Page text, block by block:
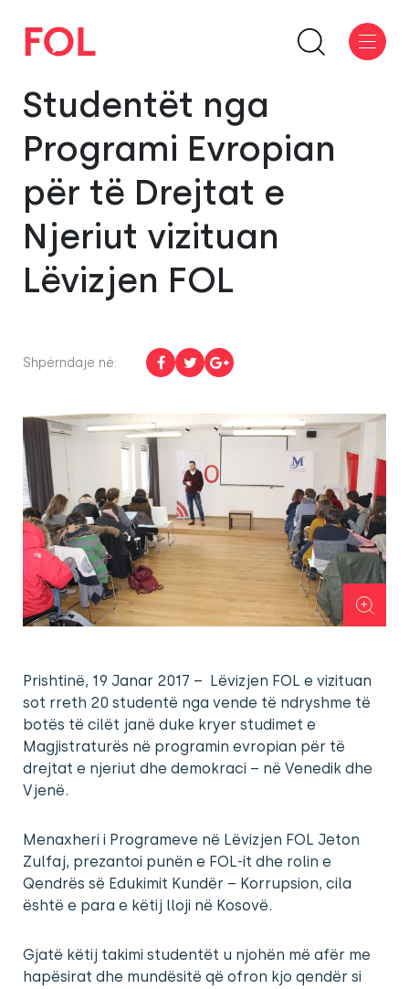
Studentët nga
Programi Evropian
për të Drejtat e
Njeriut vizituan
Lëvizjen FOL
Shpërndaje në:
Prishtinë, 19 Janar 2017 – Lëvizjen FOL e vizituan
sot rreth 20 studentë nga vende të ndryshme të
botës të cilët janë duke kryer studimet e
Magjistraturës në programin evropian për të
drejtat e njeriut dhe demokraci – në Venedik dhe
Vjenë.
Menaxheri i Programeve në Lëvizjen FOL Jeton
Zulfaj, prezantoi punën e FOL-it dhe rolin e
Qendrës së Edukimit Kundër – Korrupsion, cila
është e para e këtij lloji në Kosovë.
Gjatë këtij takimi studentët u njohën më afër me
hapësirat dhe mundësitë që ofron kjo qendër si